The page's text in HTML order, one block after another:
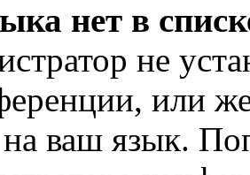
нет в
не
или
ваш язык.